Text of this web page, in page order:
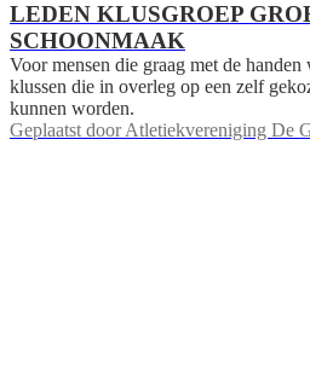
LEDEN KLUSGROEP
SCHOONMAAK
Voor mensen die graag met de
klussen die in overleg op een zelf
kunnen worden.
Geplaatst door Atletiekvereniging De